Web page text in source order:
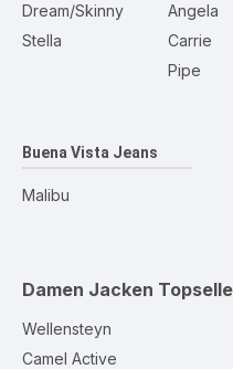
Dream/Skinny
Stella
Angela
Carrie
Pipe
Buena Vista Jeans
Malibu
Damen Jacken
Wellensteyn
Camel Active